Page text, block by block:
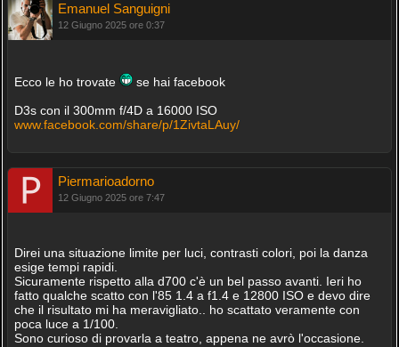
Emanuel Sanguigni
12 Giugno 2025 ore 0:37
Ecco le ho trovate
se hai facebook
D3s con il 300mm f/4D a 16000 ISO
www.facebook.com/share/p/1ZivtaLAuy/
Piermarioadorno
12 Giugno 2025 ore 7:47
Direi una situazione limite per luci, contrasti colori, poi la danza
esige tempi rapidi.
Sicuramente rispetto alla d700 c'è un bel passo avanti. Ieri ho
fatto qualche scatto con l'85 1.4 a f1.4 e 12800 ISO e devo dire
che il risultato mi ha meravigliato.. ho scattato veramente con
poca luce a 1/100.
Sono curioso di provarla a teatro, appena ne avrò l'occasione.